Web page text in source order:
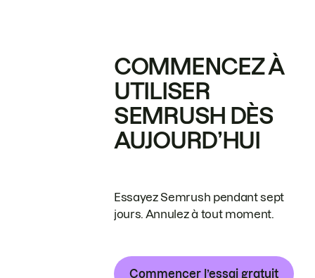
COMMENCEZ À
UTILISER
SEMRUSH DÈS
AUJOURD’HUI
Essayez Semrush pendant sept
jours. Annulez à tout moment.
Commencer l’essai gratuit